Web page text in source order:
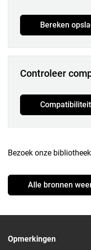
Bereken
Controleer
Bezoek onze
Alle bronnen
Opmerkingen